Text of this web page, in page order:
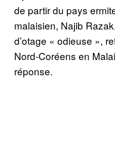
de partir du pays
malaisien, Najib
d’otage « odieuse »,
Nord-Coréens en
réponse.